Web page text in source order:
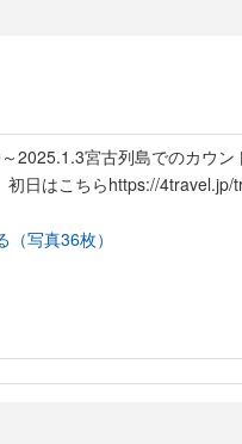
2025.1.3宮古列島でのカウン
初日はこちらhttps://4travel.jp/
（写真36枚）